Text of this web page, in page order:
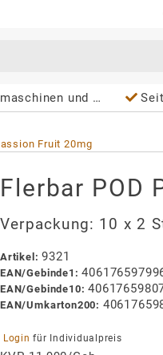
Wasserspender
Fruit 20mg
Flerbar POD
Verpackung: 10 x 2
Artikel : 9321
EAN/Gebinde1 :
EAN/Gebinde10:
EAN/Umkarton200:
Login für Individualpreis